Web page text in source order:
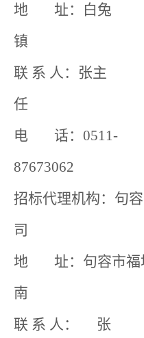
地 址：白兔
联 系 人：张主
电 话：0511-
招标代理机构：句
司
地 址：句容市福
南
联 系 人： 张